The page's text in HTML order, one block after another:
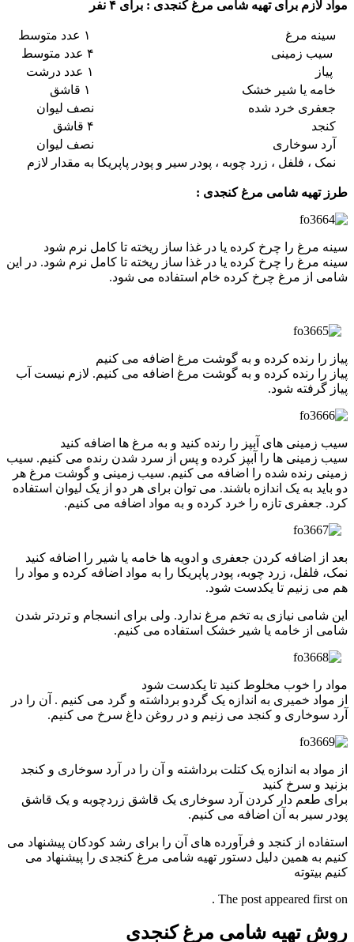
مواد لازم برای تهیه شامی مرغ کنجدی : برای ۴ نفر
سینه مرغ
سیب زمینی
۴ عدد متوسط
پیاز
۱ عدد درشت
خامه یا شیر خشک
جعفری خرد شده
نصف لیوان
کنجد
۴ قاشق
آرد سوخاری
نصف لیوان
نمک ، فلفل ، زرد چوبه ، پودر سیر و پودر پاپریکا به مقدار لازم
طرز تهیه شامی مرغ کنجدی :
سینه مرغ را چرخ کرده یا در غذا ساز ریخته تا کامل نرم شود
سینه مرغ را چرخ کرده یا در غذا ساز ریخته تا کامل نرم شود. در این
شامی از مرغ چرخ کرده خام استفاده می شود.
پیاز را رنده کرده و به گوشت مرغ اضافه می کنیم
پیاز را رنده کرده و به گوشت مرغ اضافه می کنیم. لازم نیست آب
پیاز گرفته شود.
سیب زمینی های آبپز را رنده کنید و به مرغ ها اضافه کنید
سیب زمینی ها را آبپز کرده و پس از سرد شدن رنده می کنیم. سیب
زمینی رنده شده را اضافه می کنیم. سیب زمینی و گوشت مرغ هر
دو باید به یک اندازه باشند. می توان برای هر دو از یک لیوان استفاده
کرد. جعفری تازه را خرد کرده و به مواد اضافه می کنیم.
بعد از اضافه کردن جعفری و ادویه ها خامه یا شیر را اضافه کنید
نمک، فلفل، زرد چوبه، پودر پاپریکا را به مواد اضافه کرده و مواد را
هم می زنیم تا یکدست شود.
این شامی نیازی به تخم مرغ ندارد. ولی برای انسجام و تردتر شدن
شامی از خامه یا شیر خشک استفاده می کنیم.
مواد را خوب مخلوط کنید تا یکدست شود
از مواد خمیری به اندازه یک گردو برداشته و گرد می کنیم . آن را در
آرد سوخاری و کنجد می زنیم و در روغن داغ سرخ می کنیم.
از مواد به اندازه یک کتلت برداشته و آن را در آرد سوخاری و کنجد
بزنید و سرخ کنید
برای طعم دار کردن آرد سوخاری یک قاشق زردچوبه و یک قاشق
پودر سیر به آن اضافه می کنیم.
استفاده از کنجد و فرآورده های آن را برای رشد کودکان پیشنهاد می
کنیم به همین دلیل دستور تهیه شامی مرغ کنجدی را پیشنهاد می
کنیم بیتوته
The post appeared first on .
روش تهیه شامی مرغ کنجدی